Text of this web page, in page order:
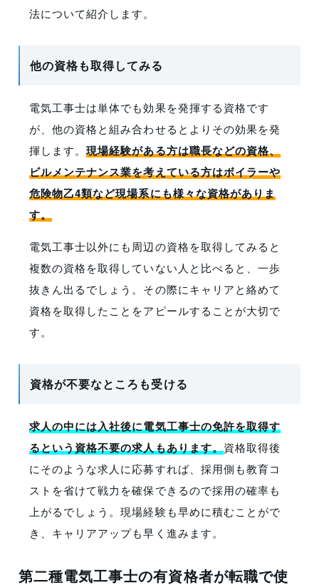
法について紹介します。
他の資格も取得してみる
電気工事士は単体でも効果を発揮する資格です
が、他の資格と組み合わせるとよりその効果を発
揮します。現場経験がある方は職長などの資格、
ビルメンテナンス業を考えている方はボイラーや
危険物乙4類など現場系にも様々な資格がありま
す。
電気工事士以外にも周辺の資格を取得してみると
複数の資格を取得していない人と比べると、一歩
抜きん出るでしょう。その際にキャリアと絡めて
資格を取得したことをアピールすることが大切で
す。
資格が不要なところも受ける
求人の中には入社後に電気工事士の免許を取得す
るという資格不要の求人もあります。資格取得後
にそのような求人に応募すれば、採用側も教育コ
ストを省けて戦力を確保できるので採用の確率も
上がるでしょう。現場経験も早めに積むことがで
き、キャリアアップも早く進みます。
第二種電気工事士の有資格者が転職で使